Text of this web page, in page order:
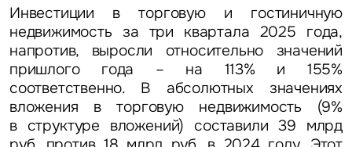
Инвестиции в торговую и гостиничную
недвижимость за три квартала 2025 года,
напротив, выросли относительно значений
пришлого года – на 113% и 155%
соответственно. В абсолютных значениях
вложения в торговую недвижимость (9%
в структуре вложений) составили 39 млрд